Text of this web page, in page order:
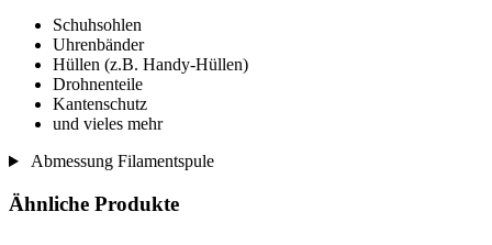
Schuhsohlen
Uhrenbänder
Hüllen (z.B. Handy-Hüllen)
Drohnenteile
Kantenschutz
und vieles mehr
Abmessung Filamentspule
Ähnliche Produkte